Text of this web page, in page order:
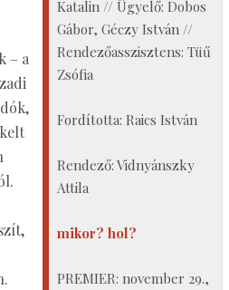
Katalin // Ügyelő: Dobos
Gábor, Géczy István //
Rendezőasszisztens: Tüű
Zsófia
Fordította: Raics István
Rendező: Vidnyánszky
Attila
mikor? hol?
PREMIER: november 29.,
– a